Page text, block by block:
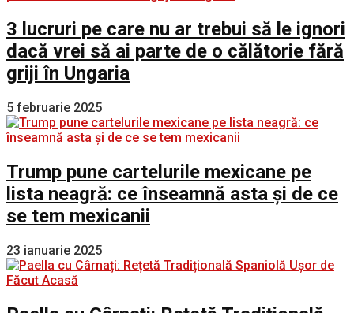
3 lucruri pe care nu ar trebui să le ignori
dacă vrei să ai parte de o călătorie fără
griji în Ungaria
5 februarie 2025
Trump pune cartelurile mexicane pe
lista neagră: ce înseamnă asta și de ce
se tem mexicanii
23 ianuarie 2025